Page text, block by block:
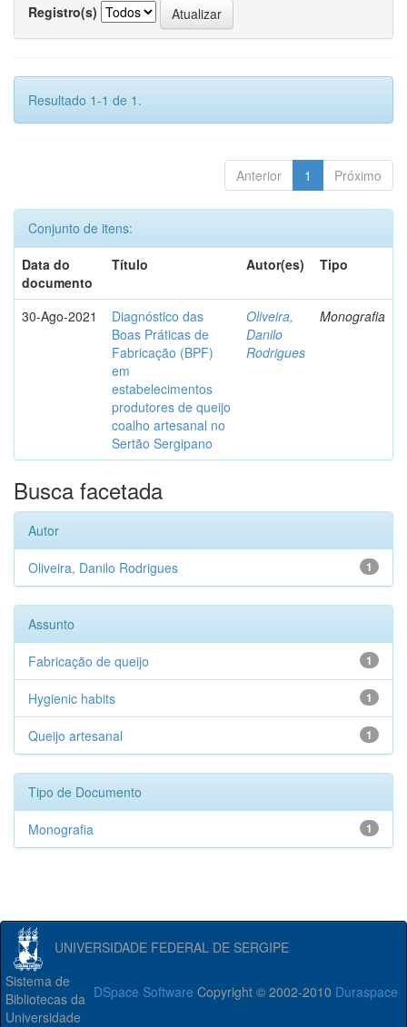
Registro(s)
Resultado 1-1 de 1.
Anterior 1 Próximo
Conjunto de itens:
Data do
documento
Título Autor(es) Tipo
30-Ago-2021
Diagnóstico das
Boas Práticas de
Fabricação (BPF)
em
estabelecimentos
produtores de queijo
coalho artesanal no
Sertão Sergipano
Oliveira,
Danilo
Rodrigues
Monografia
Busca facetada
Autor
1
Oliveira, Danilo Rodrigues
Assunto
1
Fabricação de queijo
1
Hygienic habits
1
Queijo artesanal
Tipo de Documento
1
Monografia
UNIVERSIDADE FEDERAL DE SERGIPE
DSpace Software Copyright © 2002-2010 Duraspace
Sistema de
Bibliotecas da
Universidade